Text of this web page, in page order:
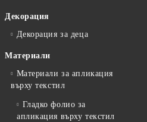
Декорация
Декорация за деца
Материали
Материали за апликация
върху текстил
Гладко фолио за
апликация върху текстил